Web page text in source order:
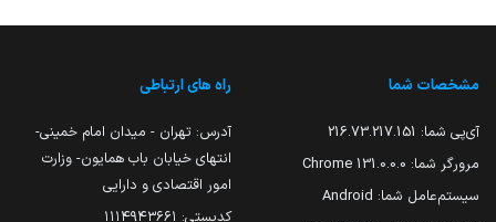
مشخصات شما
آی‌پی شما: 216.73.217.151
مرورگر شما: 131.0.0.0 Chrome
سیستم‌عامل شما: Android
راه های ارتباطی
آدرس: تهران - میدان امام خمینی-
انتهای خیابان باب همایون- وزارت
امور اقتصادی و دارایی
کدپستی: ۱۱۱۴۹۴۳۶۶۱